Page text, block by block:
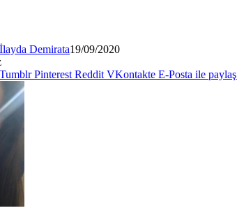
İlayda Demirata19/09/2020
Tumblr Pinterest Reddit VKontakte E-Posta ile paylaş